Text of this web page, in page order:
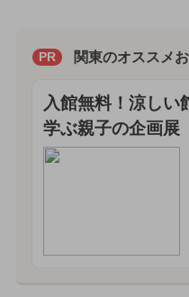
PR 関東のオススメ
入館無料！涼しい
学ぶ親子の企画展